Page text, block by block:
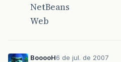
NetBeans
Web
BooooH6 de jul. de 2007